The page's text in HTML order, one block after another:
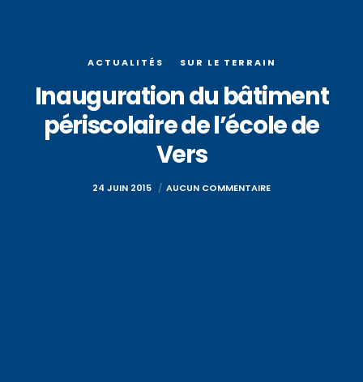
ACTUALITÉS SUR LE TERRAIN
Inauguration du bâtiment
périscolaire de l’école de
Vers
24 JUIN 2015 AUCUN COMMENTAIRE